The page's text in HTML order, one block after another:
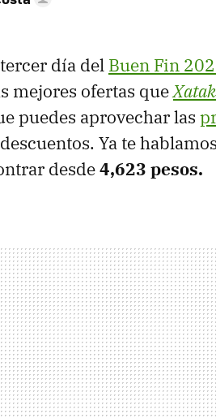
día del Buen Fin
mejores ofertas que
puedes aprovechar las
Ya te
desde4,623 pesos.